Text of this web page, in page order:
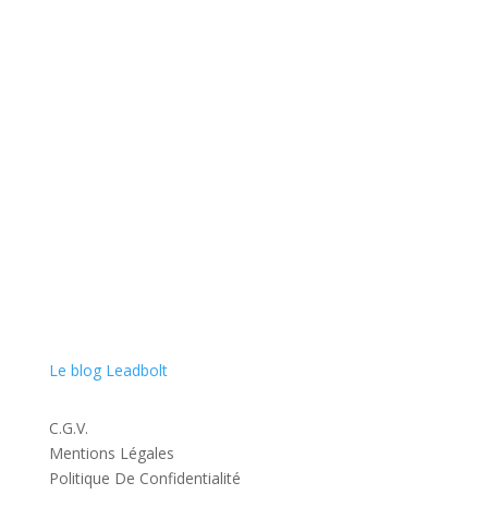
Le blog Leadbolt
C.G.V.
Mentions Légales
Politique De Confidentialité